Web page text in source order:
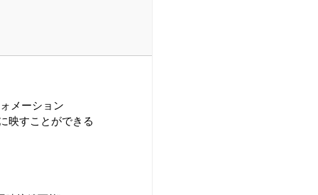
メーション
映すことができる